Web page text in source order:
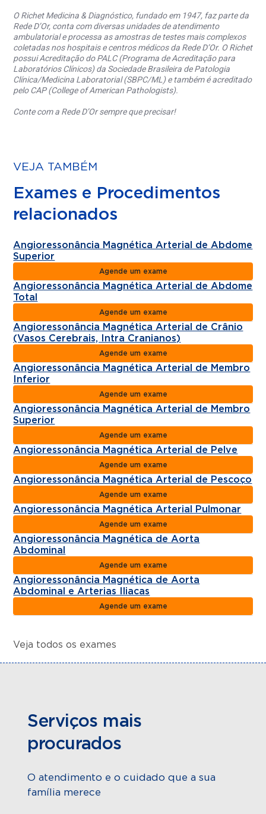
O Richet Medicina & Diagnóstico, fundado em 1947, faz parte da
Rede D’Or, conta com diversas unidades de atendimento
ambulatorial e processa as amostras de testes mais complexos
coletadas nos hospitais e centros médicos da Rede D’Or. O Richet
possui Acreditação do PALC (Programa de Acreditação para
Laboratórios Clínicos) da Sociedade Brasileira de Patologia
Clínica/Medicina Laboratorial (SBPC/ML) e também é acreditado
pelo CAP (College of American Pathologists).
Conte com a Rede D’Or sempre que precisar!
VEJA TAMBÉM
Exames e Procedimentos
relacionados
Angioressonância Magnética Arterial de Abdome
Superior
Agende um exame
Angioressonância Magnética Arterial de Abdome
Total
Agende um exame
Angioressonância Magnética Arterial de Crânio
(Vasos Cerebrais, Intra Cranianos)
Agende um exame
Angioressonância Magnética Arterial de Membro
Inferior
Agende um exame
Angioressonância Magnética Arterial de Membro
Superior
Agende um exame
Angioressonância Magnética Arterial de Pelve
Agende um exame
Angioressonância Magnética Arterial de Pescoço
Agende um exame
Angioressonância Magnética Arterial Pulmonar
Agende um exame
Angioressonância Magnética de Aorta
Abdominal
Agende um exame
Angioressonância Magnética de Aorta
Abdominal e Arterias Iliacas
Agende um exame
Veja todos os exames
Serviços mais
procurados
O atendimento e o cuidado que a sua
família merece